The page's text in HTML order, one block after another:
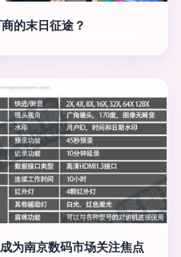
的末日征途？
为南京数码市场关注焦点